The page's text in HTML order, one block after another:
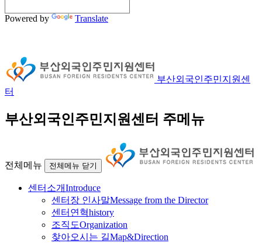
Powered by Translate
부산외국인주민지원센
터
부산외국인주민지원센터 주메뉴
전체메뉴 전체메뉴 닫기
센터소개Introduce
센터장 인사말Message from the Director
센터연혁history
조직도Organization
찾아오시는 길Map&Direction